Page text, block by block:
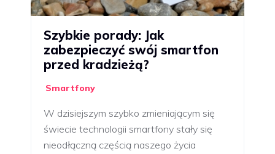
Szybkie porady: Jak
zabezpieczyć swój smartfon
przed kradzieżą?
Smartfony
W dzisiejszym szybko zmieniającym się
świecie technologii smartfony stały się
nieodłączną częścią naszego życia